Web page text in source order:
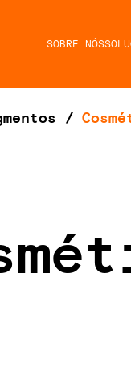
SOBRE NÓS
/